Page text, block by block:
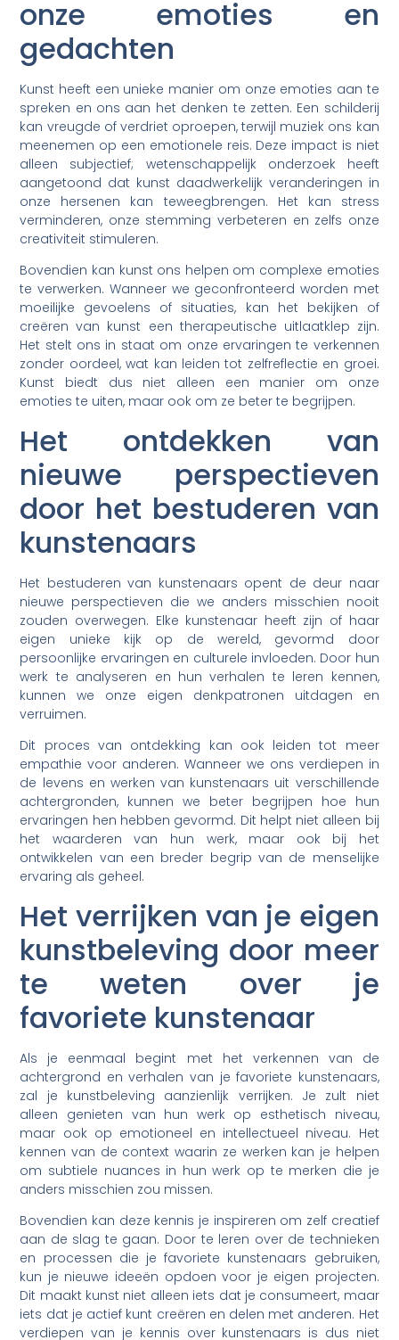
onze emoties en
gedachten
Kunst heeft een unieke manier om onze emoties aan te
spreken en ons aan het denken te zetten. Een schilderij
kan vreugde of verdriet oproepen, terwijl muziek ons kan
meenemen op een emotionele reis. Deze impact is niet
alleen subjectief; wetenschappelijk onderzoek heeft
aangetoond dat kunst daadwerkelijk veranderingen in
onze hersenen kan teweegbrengen. Het kan stress
verminderen, onze stemming verbeteren en zelfs onze
creativiteit stimuleren.
Bovendien kan kunst ons helpen om complexe emoties
te verwerken. Wanneer we geconfronteerd worden met
moeilijke gevoelens of situaties, kan het bekijken of
creëren van kunst een therapeutische uitlaatklep zijn.
Het stelt ons in staat om onze ervaringen te verkennen
zonder oordeel, wat kan leiden tot zelfreflectie en groei.
Kunst biedt dus niet alleen een manier om onze
emoties te uiten, maar ook om ze beter te begrijpen.
Het ontdekken van
nieuwe perspectieven
door het bestuderen van
kunstenaars
Het bestuderen van kunstenaars opent de deur naar
nieuwe perspectieven die we anders misschien nooit
zouden overwegen. Elke kunstenaar heeft zijn of haar
eigen unieke kijk op de wereld, gevormd door
persoonlijke ervaringen en culturele invloeden. Door hun
werk te analyseren en hun verhalen te leren kennen,
kunnen we onze eigen denkpatronen uitdagen en
verruimen.
Dit proces van ontdekking kan ook leiden tot meer
empathie voor anderen. Wanneer we ons verdiepen in
de levens en werken van kunstenaars uit verschillende
achtergronden, kunnen we beter begrijpen hoe hun
ervaringen hen hebben gevormd. Dit helpt niet alleen bij
het waarderen van hun werk, maar ook bij het
ontwikkelen van een breder begrip van de menselijke
ervaring als geheel.
Het verrijken van je eigen
kunstbeleving door meer
te weten over je
favoriete kunstenaar
Als je eenmaal begint met het verkennen van de
achtergrond en verhalen van je favoriete kunstenaars,
zal je kunstbeleving aanzienlijk verrijken. Je zult niet
alleen genieten van hun werk op esthetisch niveau,
maar ook op emotioneel en intellectueel niveau. Het
kennen van de context waarin ze werken kan je helpen
om subtiele nuances in hun werk op te merken die je
anders misschien zou missen.
Bovendien kan deze kennis je inspireren om zelf creatief
aan de slag te gaan. Door te leren over de technieken
en processen die je favoriete kunstenaars gebruiken,
kun je nieuwe ideeën opdoen voor je eigen projecten.
Dit maakt kunst niet alleen iets dat je consumeert, maar
iets dat je actief kunt creëren en delen met anderen. Het
verdiepen van je kennis over kunstenaars is dus niet